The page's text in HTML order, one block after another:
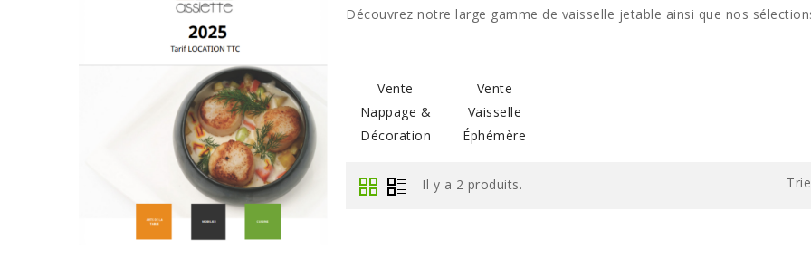
Découvrez notre large gamme de vaisselle jetable ainsi que nos
Vente
Nappage &
Décoration
Vente
Vaisselle
Éphémère
Il y a 2 produits.